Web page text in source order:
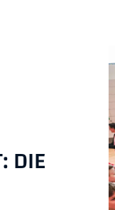
DIE